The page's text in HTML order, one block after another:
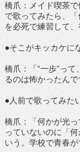
橋爪：メイド喫茶
で歌ってみたら、
を必死で練習して、
●そこがキッカケに
橋爪：「“一歩”っ
るのは怖かったん
●人前で歌ってみた
橋爪：「何かが光
っていないのに「
いう。学校で青春